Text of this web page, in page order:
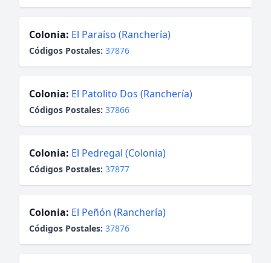
Colonia: El Paraíso (Ranchería)
Códigos Postales: 37876
Colonia: El Patolito Dos (Ranchería)
Códigos Postales: 37866
Colonia: El Pedregal (Colonia)
Códigos Postales: 37877
Colonia: El Peñón (Ranchería)
Códigos Postales: 37876